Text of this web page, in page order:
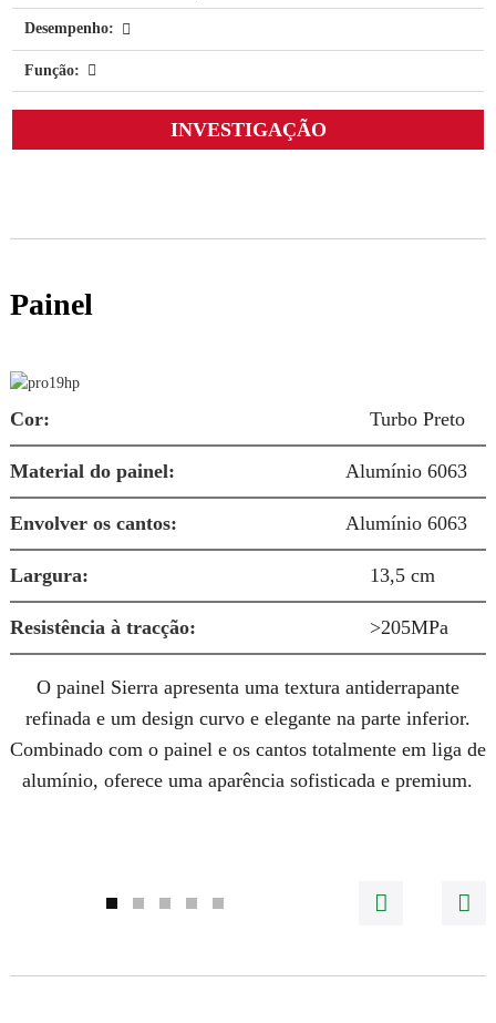
Desempenho:
Função:
INVESTIGAÇÃO
Painel
Cor: Turbo Preto
Material do painel: Alumínio 6063
Envolver os cantos: Alumínio 6063
Largura: 13,5 cm
Resistência à tracção: >205MPa
O painel Sierra apresenta uma textura antiderrapante
refinada e um design curvo e elegante na parte inferior.
Combinado com o painel e os cantos totalmente em liga de
alumínio, oferece uma aparência sofisticada e premium.